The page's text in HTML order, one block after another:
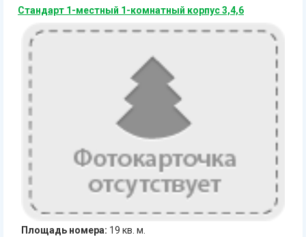
Стандарт 1-местный 1-комнатный корпус 3,4,6
Площадь номера: 19 кв. м.